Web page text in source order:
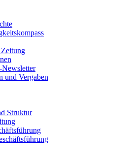
und Vergaben
Struktur